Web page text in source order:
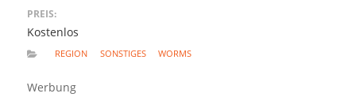
PREIS:
Kostenlos
REGION SONSTIGES WORMS
Werbung